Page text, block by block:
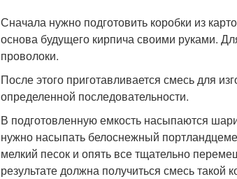
Сначала нужно подготовить коробки из
основа будущего кирпича своими руками.
проволоки.
После этого приготавливается смесь для
определенной последовательности.
В подготовленную емкость насыпаются
нужно насыпать белоснежный
мелкий песок и опять все тщательно
результате должна получиться смесь